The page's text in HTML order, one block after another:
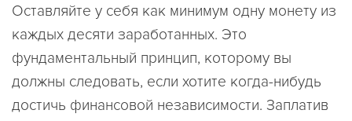
Оставляйте у себя как минимум одну монету из
каждых десяти заработанных. Это
фундаментальный принцип, которому вы
должны следовать, если хотите когда-нибудь
достичь финансовой независимости. Заплатив